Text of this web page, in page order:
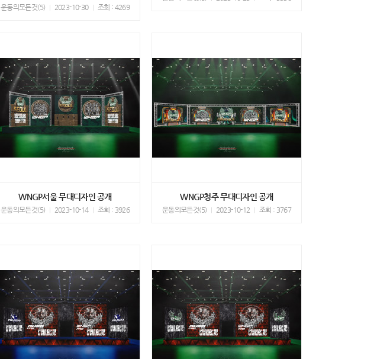
운동의모든것(5) 2023-10-30 조회 : 4269
WNGP서울 무대디자인 공개
운동의모든것(5) 2023-10-14 조회 : 3926
WNGP청주 무대디자인 공개
운동의모든것(5) 2023-10-12 조회 : 3767